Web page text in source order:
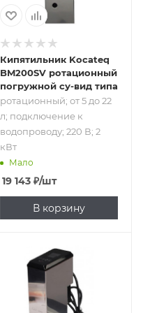
Кипятильник Kocateq
BM200SV ротационный
погружной су-вид типа
ротационный; от 5 до 22
л; подключение к
водопроводу; 220 В; 2
кВт
Мало
19 143₽/шт
В корзину
Подпись к товару
погружной; 40 л;
от 0 до 90
градусов
Цельсия; 220 В; 2